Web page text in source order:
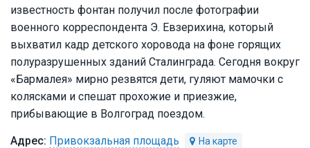
известность фонтан получил после фотографии
военного корреспондента Э. Евзерихина, который
выхватил кадр детского хоровода на фоне горящих
полуразрушенных зданий Сталинграда. Сегодня вокруг
«Бармалея» мирно резвятся дети, гуляют мамочки с
колясками и спешат прохожие и приезжие,
прибывающие в Волгоград поездом.
Привокзальная площадь